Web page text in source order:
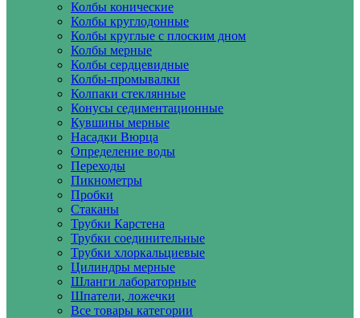
Колбы конические
Колбы круглодонные
Колбы круглые с плоским дном
Колбы мерные
Колбы сердцевидные
Колбы-промывалки
Колпаки стеклянные
Конусы седиментационные
Кувшины мерные
Насадки Вюрца
Определение воды
Переходы
Пикнометры
Пробки
Стаканы
Трубки Карстена
Трубки соединительные
Трубки хлоркальциевые
Цилиндры мерные
Шланги лабораторные
Шпатели, ложечки
Все товары категории